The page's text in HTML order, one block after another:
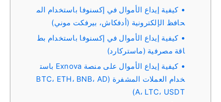
كيفية إيداع الأموال في إكسنوفا باستخدام الم
حافظ الإلكترونية (أدفكاش، بيرفكت موني)
كيفية إيداع الأموال في إكسنوفا باستخدام بط
اقة مصرفية (ماستركارد)
كيفية إيداع الأموال على منصة Exnova باست
خدام العملات المشفرة (BTC، ETH، BNB، AD
A، LTC، USDT)